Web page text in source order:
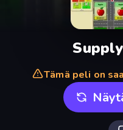
Tämä peli on